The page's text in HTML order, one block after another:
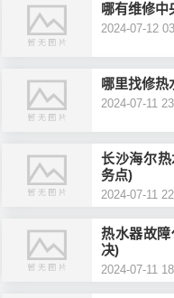
哪有维修中
2024-07-12
哪里找修热
2024-07-11
长沙海尔
务点)
2024-07-11
热水器故
决)
2024-07-11